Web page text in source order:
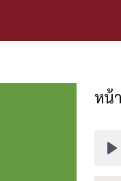
หน้